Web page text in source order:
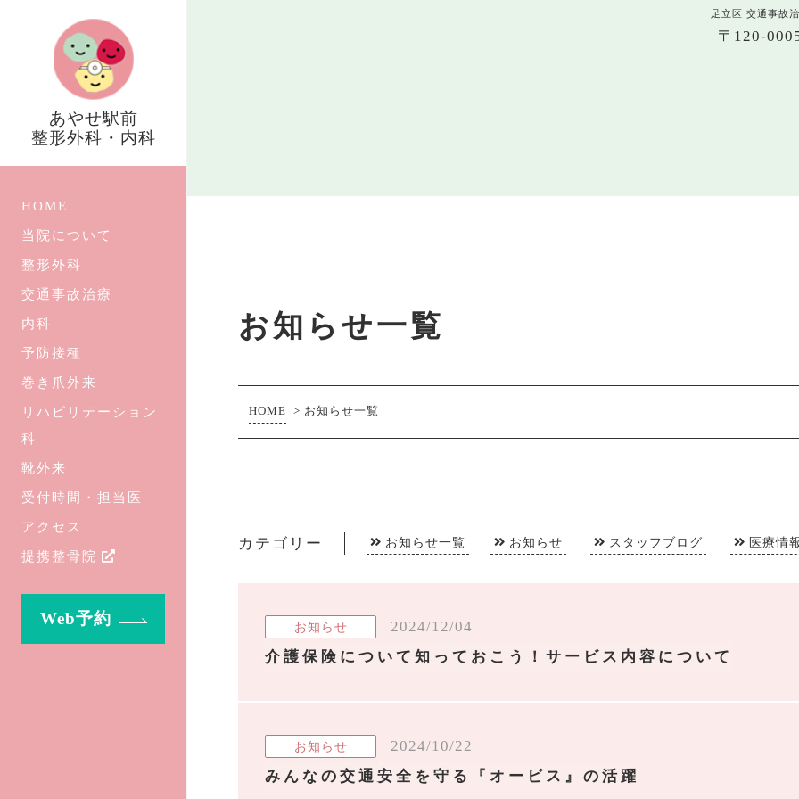
足立区 交通事故
あやせ駅前
整形外科・内科
HOME
当院について
整形外科
交通事故治療
内科
予防接種
巻き爪外来
リハビリテーション
科
靴外来
受付時間・担当医
アクセス
提携整骨院
Web予約
〒120-
お知らせ一覧
HOME > お知らせ一覧
カテゴリー お知らせ一覧 お知らせ スタッフブログ 医療情
お知らせ
2024/12/04
介護保険について知っておこう！サービス内容について
お知らせ
2024/10/22
みんなの交通安全を守る『オービス』の活躍